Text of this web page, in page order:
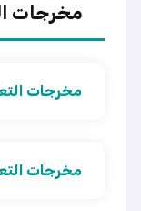
مخرجات
مخرجات
مخرجات